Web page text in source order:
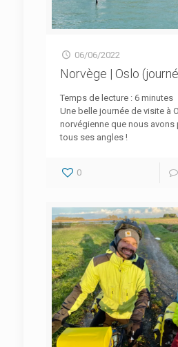
06/06/2022
Norvège | Oslo
Temps de lecture : 6 minutes
Une belle journée de visite à
norvégienne que nous
tous ses angles !
0